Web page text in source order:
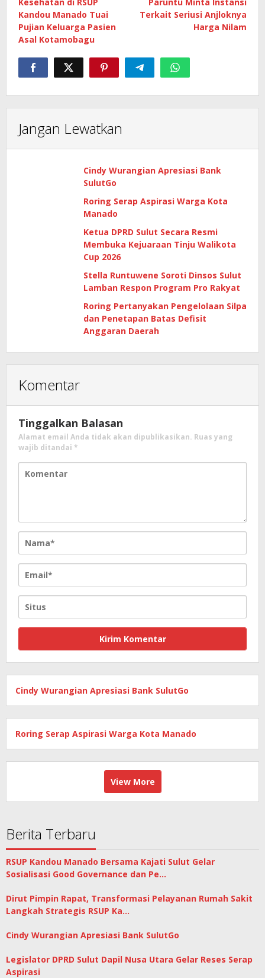
Kandou Manado Tuai
Pujian Keluarga Pasien
Asal Kotamobagu
Terkait Seriusi Anjloknya
Harga Nilam
Jangan Lewatkan
Cindy Wurangian Apresiasi Bank
SulutGo
Roring Serap Aspirasi Warga Kota
Manado
Ketua DPRD Sulut Secara Resmi
Membuka Kejuaraan Tinju Walikota
Cup 2026
Stella Runtuwene Soroti Dinsos Sulut
Lamban Respon Program Pro Rakyat
Roring Pertanyakan Pengelolaan Silpa
dan Penetapan Batas Defisit
Anggaran Daerah
Komentar
Tinggalkan Balasan
Alamat email Anda tidak akan dipublikasikan. Ruas yang
wajib ditandai *
Cindy Wurangian Apresiasi Bank SulutGo
Roring Serap Aspirasi Warga Kota Manado
View More
Berita Terbaru
RSUP Kandou Manado Bersama Kajati Sulut Gelar
Sosialisasi Good Governance dan Pe…
Dirut Pimpin Rapat, Transformasi Pelayanan Rumah Sakit
Langkah Strategis RSUP Ka…
Cindy Wurangian Apresiasi Bank SulutGo
Legislator DPRD Sulut Dapil Nusa Utara Gelar Reses Serap
Aspirasi